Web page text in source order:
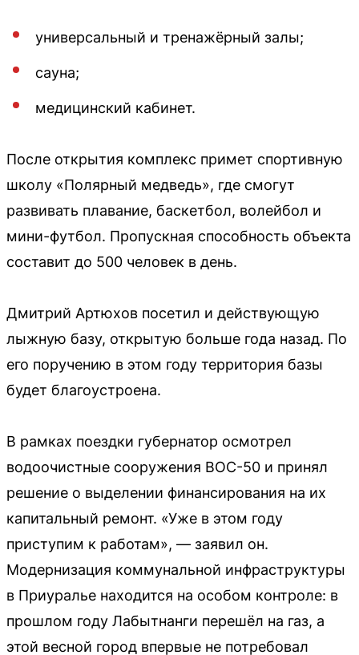
универсальный и тренажёрный залы;
сауна;
медицинский кабинет.
После открытия комплекс примет спортивную
школу «Полярный медведь», где смогут
развивать плавание, баскетбол, волейбол и
мини-футбол. Пропускная способность объекта
составит до 500 человек в день.
Дмитрий Артюхов посетил и действующую
лыжную базу, открытую больше года назад. По
его поручению в этом году территория базы
будет благоустроена.
В рамках поездки губернатор осмотрел
водоочистные сооружения ВОС-50 и принял
решение о выделении финансирования на их
капитальный ремонт. «Уже в этом году
приступим к работам», — заявил он.
Модернизация коммунальной инфраструктуры
в Приуралье находится на особом контроле: в
прошлом году Лабытнанги перешёл на газ, а
этой весной город впервые не потребовал